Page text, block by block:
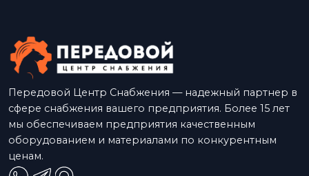
Передовой Центр Снабжения — надежный партнер в
сфере снабжения вашего предприятия. Более 15 лет
мы обеспечиваем предприятия качественным
оборудованием и материалами по конкурентным
ценам.